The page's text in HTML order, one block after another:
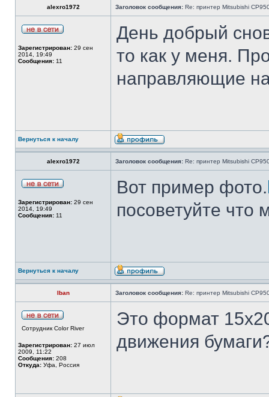
alexro1972 Заголовок сообщения: Re: принтер Mitsubishi
Зарегистрирован: 29 сен
2014, 19:49
Сообщения: 11
День добрый
то как у меня.
направляющие
Вернуться к началу
alexro1972 Заголовок сообщения: Re: принтер Mitsubishi
Зарегистрирован: 29 сен
2014, 19:49
Сообщения: 11
Вот пример фото.
посоветуйте что
Вернуться к началу
Iban Заголовок сообщения: Re: принтер Mitsubishi
Сотрудник Color River
Зарегистрирован: 27 июл
2009, 11:22
Сообщения: 208
Откуда: Уфа, Россия
Это формат
движения